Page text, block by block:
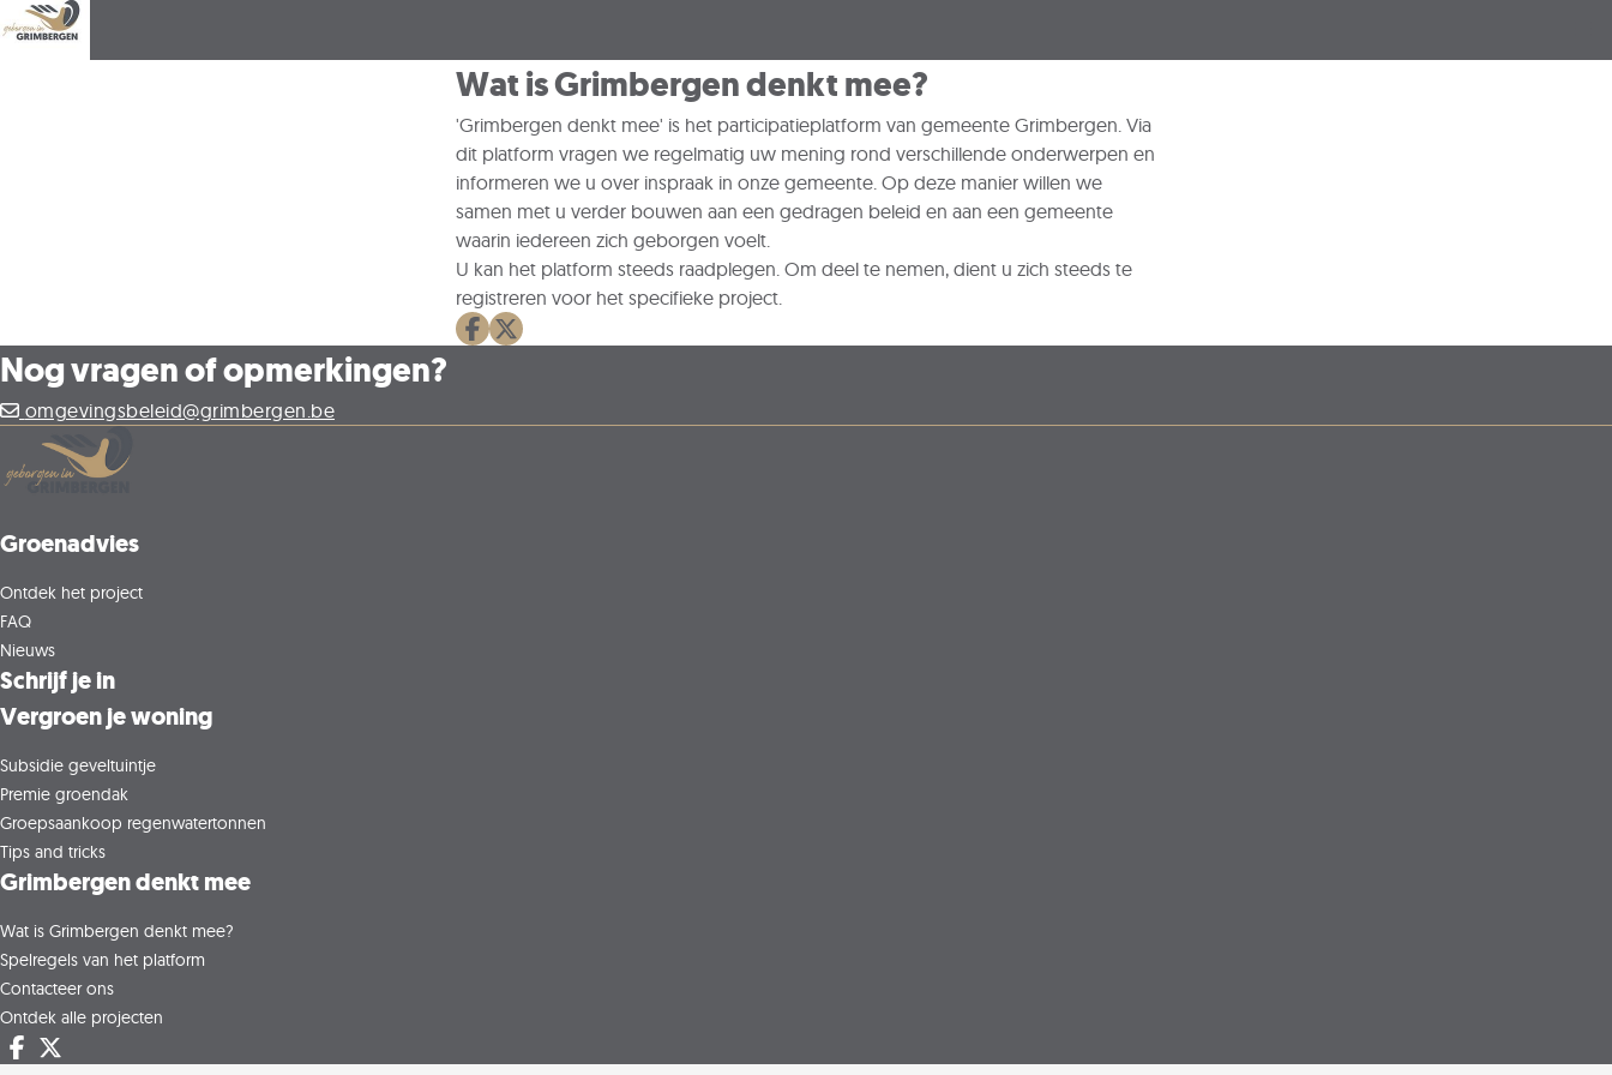
Wat is Grimbergen denkt mee?
'Grimbergen denkt mee' is het participatieplatform van gemeente Grimbergen. Via
dit platform vragen we regelmatig uw mening rond verschillende onderwerpen en
informeren we u over inspraak in onze gemeente. Op deze manier willen we
samen met u verder bouwen aan een gedragen beleid en aan een gemeente
waarin iedereen zich geborgen voelt.
U kan het platform steeds raadplegen. Om deel te nemen, dient u zich steeds te
registreren voor het specifieke project.
Deel op facebook
Deel op X
Nog vragen of opmerkingen?
omgevingsbeleid@grimbergen.be
Groenadvies
Ontdek het project
FAQ
Nieuws
Schrijf je in
Vergroen je woning
Subsidie geveltuintje
Premie groendak
Groepsaankoop regenwatertonnen
Tips and tricks
Grimbergen denkt mee
Wat is Grimbergen denkt mee?
Spelregels van het platform
Contacteer ons
Ontdek alle projecten
Deel op facebook
Deel op X